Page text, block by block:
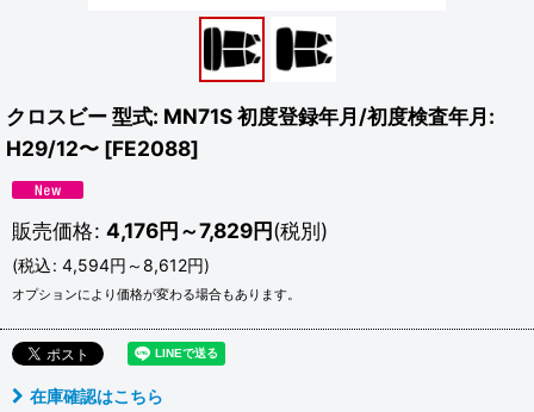
クロスビー 型式: MN71S 初度登録年月/初度検査年月:
H29/12〜 [FE2088]
販売価格: 4,176円～7,829円(税別)
(税込: 4,594円 ～8,612円)
オプションにより価格が変わる場合もあります。
在庫確認はこちら